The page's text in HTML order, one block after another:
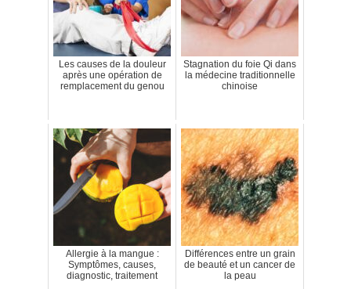
Les causes de la douleur
après une opération de
remplacement du genou
Stagnation du foie Qi dans
la médecine traditionnelle
chinoise
Allergie à la mangue :
Symptômes, causes,
diagnostic, traitement
Différences entre un grain
de beauté et un cancer de
la peau